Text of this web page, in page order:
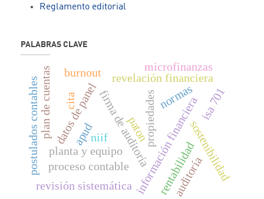
Reglamento editorial
PALABRAS CLAVE
información financiera
niif propiedades
planta y equipo
revelación financiera
firma de auditoría
microfinanzas
rentabilidad
datos de panel
sostenibilidad
proceso contable
plan de cuentas
revisión sistemática
burnout
normas
postulados contables paton
cita
apud
auditoría
isa 701